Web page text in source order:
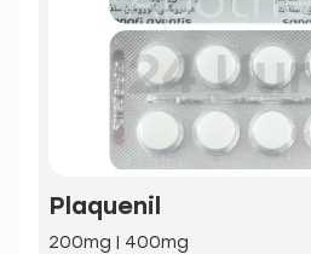
Plaquenil
200mg | 400mg